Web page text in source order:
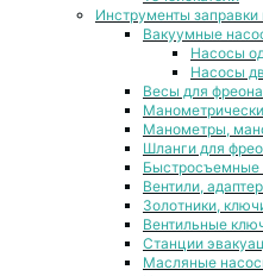
Инструменты
Вакуумные
Насосы
Насосы
Весы для фреона
Манометры,
Шланги для
Быстросъемные
Вентили,
Золотники,
Вентильные
Станции
Масляные